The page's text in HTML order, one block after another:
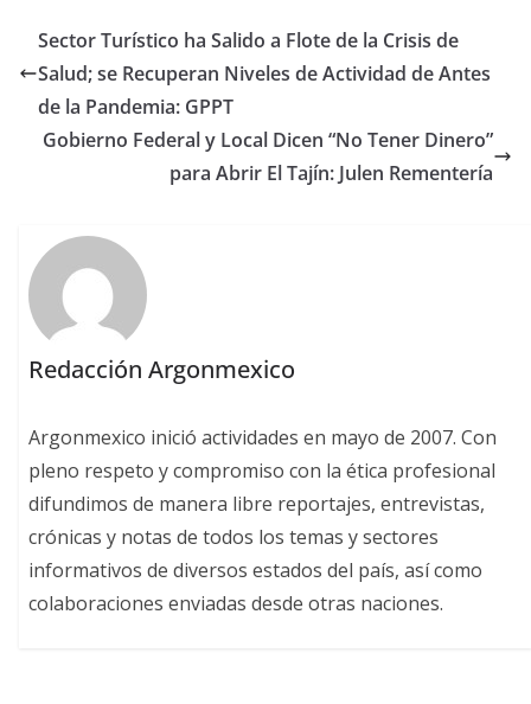
Sector Turístico ha Salido a Flote de la Crisis de
Salud; se Recuperan Niveles de Actividad de Antes
de la Pandemia: GPPT
Gobierno Federal y Local Dicen “No Tener Dinero”
para Abrir El Tajín: Julen Rementería
Redacción Argonmexico
Argonmexico inició actividades en mayo de 2007. Con
pleno respeto y compromiso con la ética profesional
difundimos de manera libre reportajes, entrevistas,
crónicas y notas de todos los temas y sectores
informativos de diversos estados del país, así como
colaboraciones enviadas desde otras naciones.